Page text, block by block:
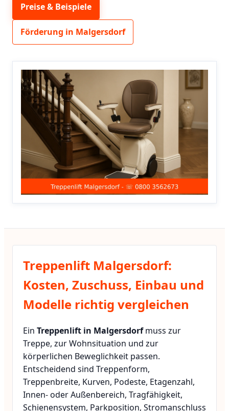
Preise & Beispiele
Förderung in Malgersdorf
Treppenlift Malgersdorf:
Kosten, Zuschuss, Einbau und
Modelle richtig vergleichen
Ein Treppenlift in Malgersdorfmuss zur
Treppe, zur Wohnsituation und zur
körperlichen Beweglichkeit passen.
Entscheidend sind Treppenform,
Treppenbreite, Kurven, Podeste, Etagenzahl,
Innen- oder Außenbereich, Tragfähigkeit,
Schienensystem, Parkposition, Stromanschluss